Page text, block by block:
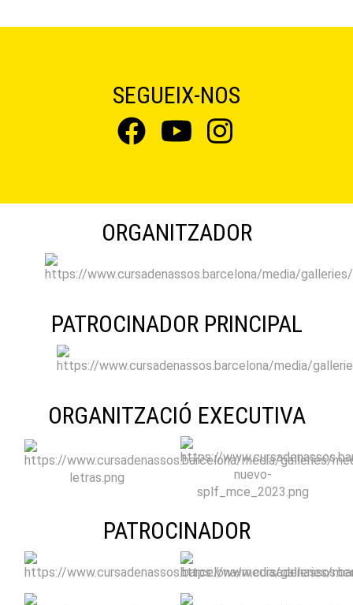
SEGUEIX-NOS
ORGANITZADOR
PATROCINADOR PRINCIPAL
ORGANITZACIÓ EXECUTIVA
PATROCINADOR